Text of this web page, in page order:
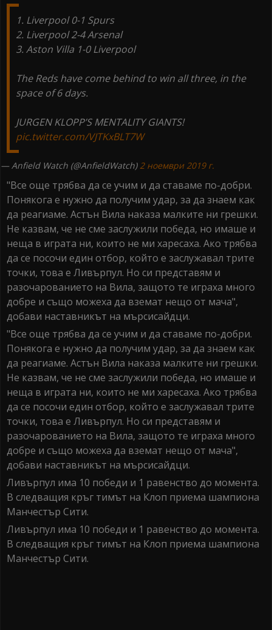
1. Liverpool 0-1 Spurs
2. Liverpool 2-4 Arsenal
3. Aston Villa 1-0 Liverpool
The Reds have come behind to win all three, in the
space of 6 days.
JURGEN KLOPP’S MENTALITY GIANTS!
pic.twitter.com/VJTKxBLT7W
— Anfield Watch (@AnfieldWatch) 2 ноември 2019 г.
"Все още трябва да се учим и да ставаме по-добри.
Понякога е нужно да получим удар, за да знаем как
да реагиаме. Астън Вила наказа малките ни грешки.
Не казвам, че не сме заслужили победа, но имаше и
неща в играта ни, които не ми харесаха. Ако трябва
да се посочи един отбор, който е заслужавал трите
точки, това е Ливърпул. Но си представям и
разочарованието на Вила, защото те играха много
добре и също можеха да вземат нещо от мача",
добави наставникът на мърсисайдци.
"Все още трябва да се учим и да ставаме по-добри.
Понякога е нужно да получим удар, за да знаем как
да реагиаме. Астън Вила наказа малките ни грешки.
Не казвам, че не сме заслужили победа, но имаше и
неща в играта ни, които не ми харесаха. Ако трябва
да се посочи един отбор, който е заслужавал трите
точки, това е Ливърпул. Но си представям и
разочарованието на Вила, защото те играха много
добре и също можеха да вземат нещо от мача",
добави наставникът на мърсисайдци.
Ливърпул има 10 победи и 1 равенство до момента.
В следващия кръг тимът на Клоп приема шампиона
Манчестър Сити.
Ливърпул има 10 победи и 1 равенство до момента.
В следващия кръг тимът на Клоп приема шампиона
Манчестър Сити.